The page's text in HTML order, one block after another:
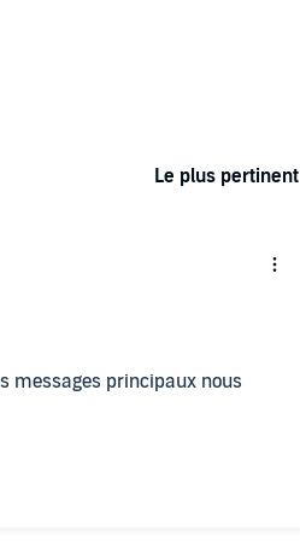
Le plus pertinent
messages principaux nous